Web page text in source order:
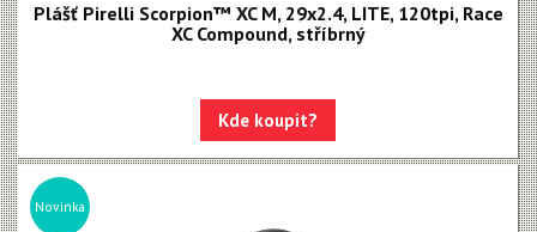
Plášť Pirelli Scorpion™ XC M, 29x2.4, LITE, 120tpi, Race
XC Compound, stříbrný
Kde koupit?
Novinka